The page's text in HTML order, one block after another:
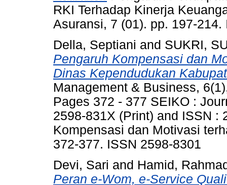
RKI Terhadap Kinerja
Asuransi, 7 (01). pp. 197-214.
Della, Septiani and SUKRI,
Pengaruh Kompensasi dan
Dinas Kependudukan
Management & Business,
Pages 372 - 377 SEIKO :
2598-831X (Print) and ISSN :
Kompensasi dan Motivasi
372-377. ISSN 2598-8301
Devi, Sari and Hamid,
Peran e-Wom, e-Service